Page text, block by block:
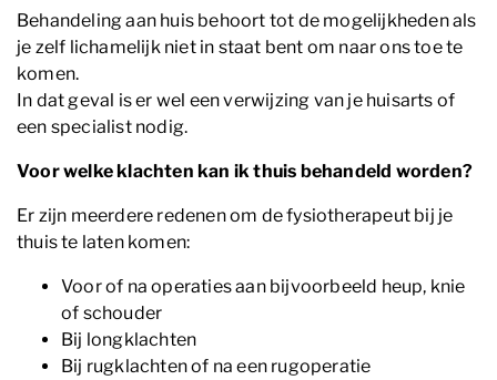
Behandeling aan huis behoort tot de mogelijkheden als
je zelf lichamelijk niet in staat bent om naar ons toe te
komen.
In dat geval is er wel een verwijzing van je huisarts of
een specialist nodig.
Voor welke klachten kan ik thuis behandeld worden?
Er zijn meerdere redenen om de fysiotherapeut bij je
thuis te laten komen:
Voor of na operaties aan bijvoorbeeld heup, knie
of schouder
Bij longklachten
Bij rugklachten of na een rugoperatie